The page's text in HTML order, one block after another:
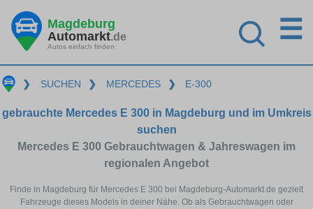
Magdeburg
Automarkt.de
Autos einfach finden
☰
❯ SUCHEN ❯ MERCEDES ❯ E-300
gebrauchte Mercedes E 300 in Magdeburg und im Umkreis
suchen
Mercedes E 300 Gebrauchtwagen & Jahreswagen im
regionalen Angebot
Finde in Magdeburg für Mercedes E 300 bei Magdeburg-Automarkt.de gezielt
Fahrzeuge dieses Models in deiner Nähe. Ob als Gebrauchtwagen oder